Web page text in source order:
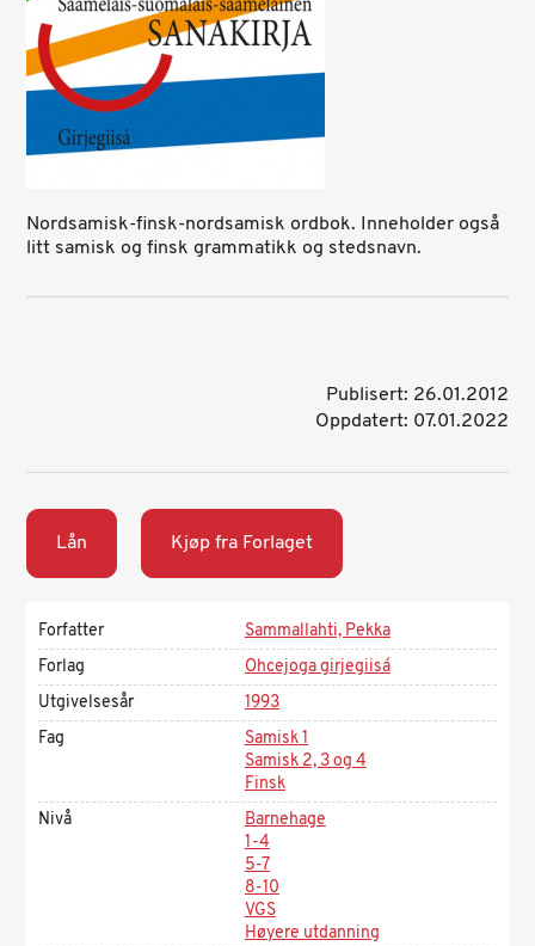
Nordsamisk-finsk-nordsamisk ordbok. Inneholder også
litt samisk og finsk grammatikk og stedsnavn.
Publisert: 26.01.2012
Oppdatert: 07.01.2022
Lån Kjøp fra Forlaget
Forfatter
Sammallahti, Pekka
Forlag
Ohcejoga girjegiisá
Utgivelsesår
1993
Fag
Samisk 1
Samisk 2, 3 og 4
Finsk
Nivå
Barnehage
1-4
5-7
8-10
VGS
Høyere utdanning